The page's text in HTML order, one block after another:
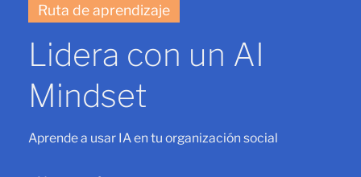
Ruta de aprendizaje
Lidera con un AI
Mindset
Aprende a usar IA en tu organización social